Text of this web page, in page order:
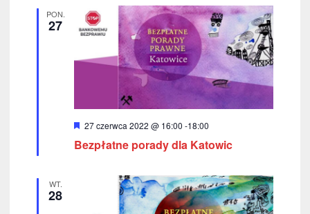
k
a
c
h
n
i
o
PON.
27
W
r
27 czerwca 2022 @ 16:00 -18:00
Bezpłatne porady dla Katowic
WT.
28